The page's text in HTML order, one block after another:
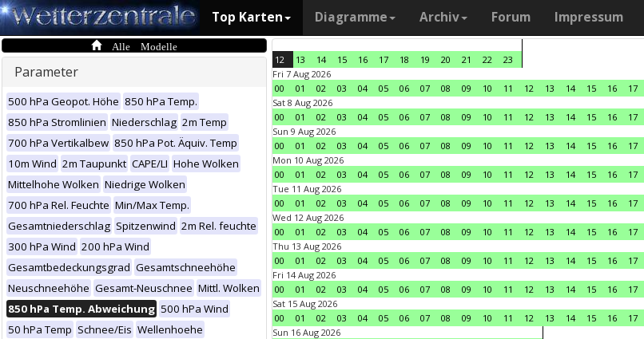
Top Karten Diagramme Archiv Forum Impressum
Alle Modelle
Parameter
500 hPa Geopot. Höhe 850 hPa Temp.
850 hPa Stromlinien Niederschlag 2m Temp
700 hPa Vertikalbew 850 hPa Pot. Äquiv. Temp
10m Wind 2m Taupunkt CAPE/LI Hohe Wolken
Mittelhohe Wolken Niedrige Wolken
700 hPa Rel. Feuchte Min/Max Temp.
Gesamtniederschlag Spitzenwind 2m Rel. feuchte
300 hPa Wind 200 hPa Wind
Gesamtbedeckungsgrad Gesamtschneehöhe
Neuschneehöhe Gesamt-Neuschnee Mittl. Wolken
850 hPa Temp. Abweichung 500 hPa Wind
50 hPa Temp Schnee/Eis Wellenhoehe
12 13 14 15 16 17 18 19 20 21 22
23
Fri 7 Aug 2026
00
01 02 03 04 05 06 07 08 09 10 11 12 13 14 15 16 17
Sat 8 Aug 2026
00
01 02 03 04 05 06 07 08 09 10 11 12 13 14 15 16 17
Sun 9 Aug 2026
00
01 02 03 04 05 06 07 08 09 10 11 12 13 14 15 16 17
Mon 10 Aug 2026
00
01 02 03 04 05 06 07 08 09 10 11 12 13 14 15 16 17
Tue 11 Aug 2026
00
01 02 03 04 05 06 07 08 09 10 11 12 13 14 15 16 17
Wed 12 Aug 2026
00
01 02 03 04 05 06 07 08 09 10 11 12 13 14 15 16 17
Thu 13 Aug 2026
00
01 02 03 04 05 06 07 08 09 10 11 12 13 14 15 16 17
Fri 14 Aug 2026
00
01 02 03 04 05 06 07 08 09 10 11 12 13 14 15 16 17
Sat 15 Aug 2026
00
01 02 03 04 05 06 07 08 09 10 11 12 13 14 15 16 17
Sun 16 Aug 2026